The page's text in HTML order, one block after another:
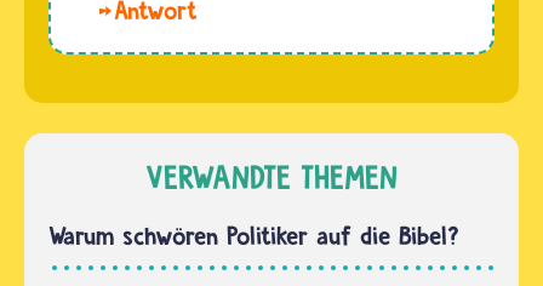
Jahrhunderten
in der
Bibliothek
Weimar.
Sie…
aus dem
Ersten
und dem
Zweiten
Testament
und
VERWANDTE THEMEN
Warum schwören Politiker auf die Bibel?